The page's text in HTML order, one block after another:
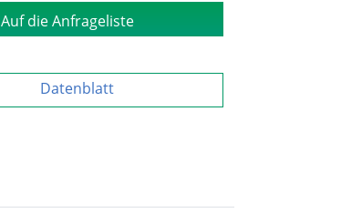
Auf die Anfrageliste
Datenblatt